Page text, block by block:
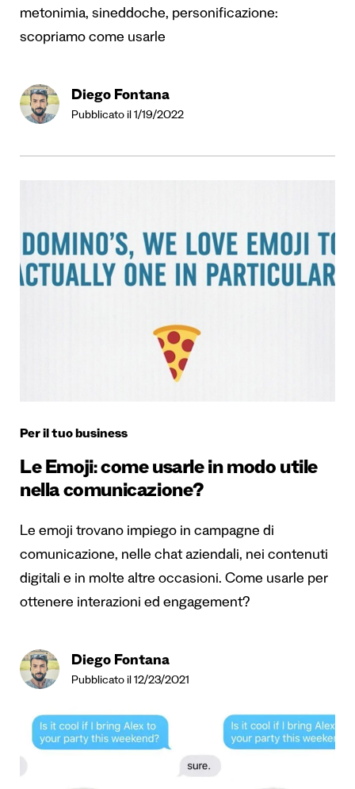
metonimia, sineddoche, personificazione:
scopriamo come usarle
Diego Fontana
Pubblicato il 1/19/2022
Per il tuo business
Le Emoji: come usarle in modo utile
nella comunicazione?
Le emoji trovano impiego in campagne di
comunicazione, nelle chat aziendali, nei contenuti
digitali e in molte altre occasioni. Come usarle per
ottenere interazioni ed engagement?
Diego Fontana
Pubblicato il 12/23/2021